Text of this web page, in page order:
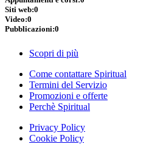
Siti web:0
Video:0
Pubblicazioni:0
Scopri di più
Come contattare Spiritual
Termini del Servizio
Promozioni e offerte
Perchè Spiritual
Privacy Policy
Cookie Policy